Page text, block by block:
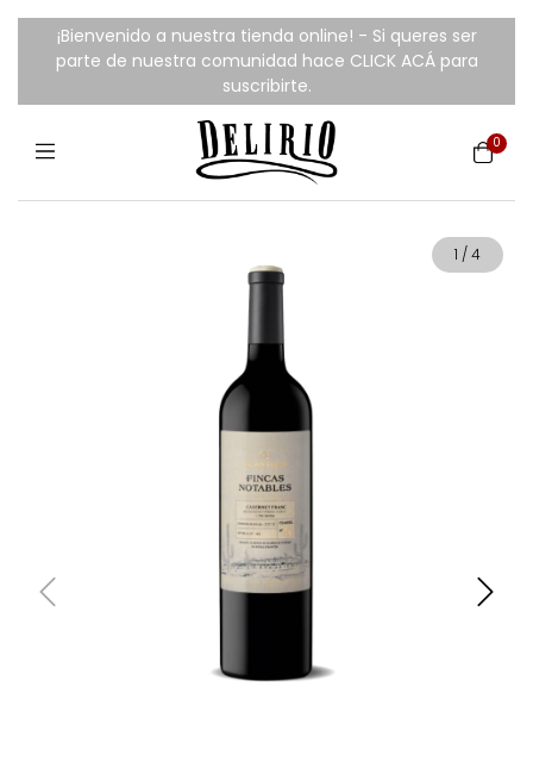
¡Bienvenido a nuestra tienda online! - Si queres ser
parte de nuestra comunidad hace CLICK ACÁ para
suscribirte.
0
1 /4